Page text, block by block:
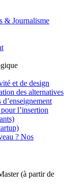
& Journalisme
et de design
des alternatives
l’insertion
? Nos
(à partir de